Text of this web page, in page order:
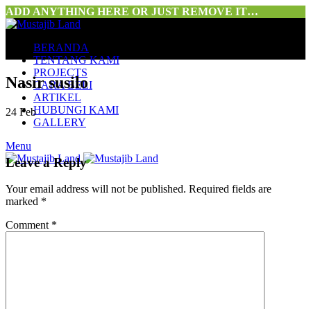
ADD ANYTHING HERE OR JUST REMOVE IT…
BERANDA
TENTANG KAMI
PROJECTS
CARA BELI
ARTIKEL
HUBUNGI KAMI
GALLERY
Menu
Nasir susilo
24 Feb
Leave a Reply
Your email address will not be published. Required fields are
marked *
Comment *